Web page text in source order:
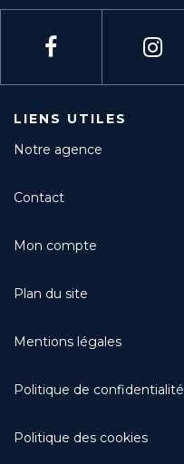
LIENS UTILES
Notre agence
Contact
Mon compte
Plan du site
Mentions légales
Politique de confidentialité
Politique des cookies